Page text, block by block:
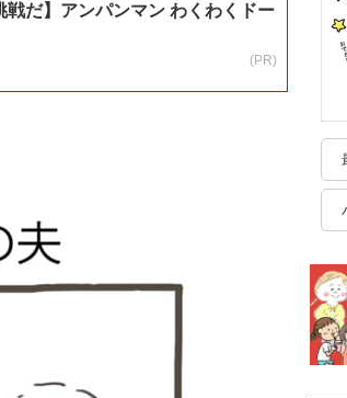
戦だ】アンパンマン わくわくドー
(PR)